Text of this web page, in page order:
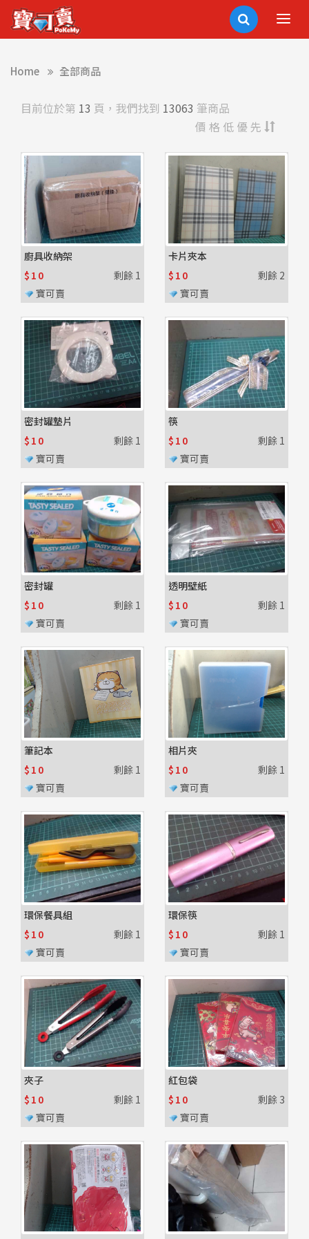
Home 全部商品
目前位於第 13 頁，我們找到 13063 筆商品
價格低優先
廚具收納架
$10
剩餘 1
寶可賣
卡片夾本
$10
剩餘 2
寶可賣
密封罐墊片
$10
剩餘 1
寶可賣
筷
$10
剩餘 1
寶可賣
密封罐
$10
剩餘 1
寶可賣
透明壁紙
$10
剩餘 1
寶可賣
筆記本
$10
剩餘 1
寶可賣
相片夾
$10
剩餘 1
寶可賣
環保餐具組
$10
剩餘 1
寶可賣
環保筷
$10
剩餘 1
寶可賣
夾子
$10
剩餘 1
寶可賣
紅包袋
$10
剩餘 3
寶可賣